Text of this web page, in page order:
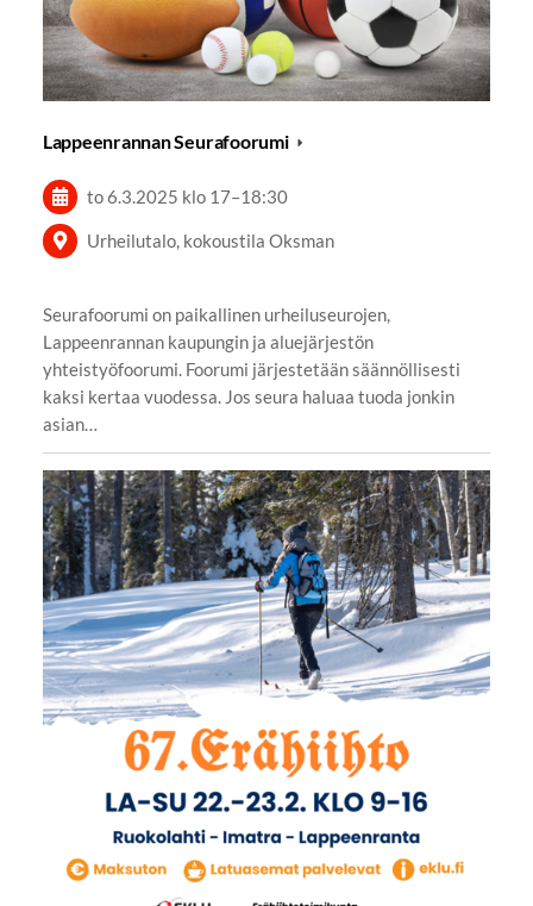
Lappeenrannan Seurafoorumi
to 6.3.2025 klo 17–18:30
Urheilutalo, kokoustila Oksman
Seurafoorumi on paikallinen urheiluseurojen,
Lappeenrannan kaupungin ja aluejärjestön
yhteistyöfoorumi. Foorumi järjestetään säännöllisesti
kaksi kertaa vuodessa. Jos seura haluaa tuoda jonkin
asian…